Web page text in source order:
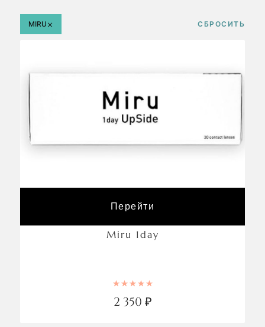
MIRU × СБРОСИТЬ
Перейти
Miru 1day
Rated
2 350 ₽